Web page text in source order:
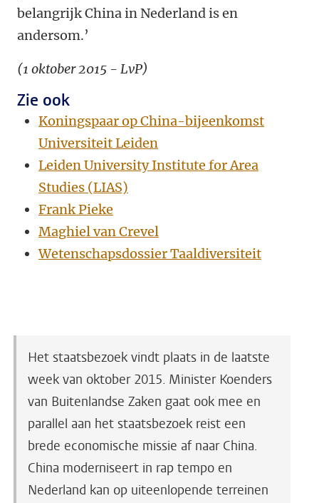
belangrijk China in Nederland is en
andersom.’
(1 oktober 2015 - LvP)
Zie ook
Koningspaar op China-bijeenkomst
Universiteit Leiden
Leiden University Institute for Area
Studies (LIAS)
Frank Pieke
Maghiel van Crevel
Wetenschapsdossier Taaldiversiteit
Het staatsbezoek vindt plaats in de laatste
week van oktober 2015. Minister Koenders
van Buitenlandse Zaken gaat ook mee en
parallel aan het staatsbezoek reist een
brede economische missie af naar China.
China moderniseert in rap tempo en
Nederland kan op uiteenlopende terreinen